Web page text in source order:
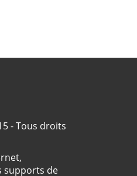
- Tous droits
supports de